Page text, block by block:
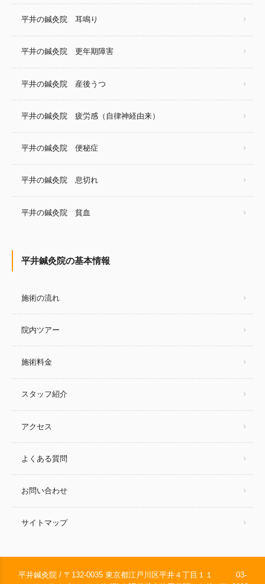
平井の鍼灸院 耳鳴り
平井の鍼灸院 更年期障害
平井の鍼灸院 産後うつ
平井の鍼灸院 疲労感（自律神経由来）
平井の鍼灸院 便秘症
平井の鍼灸院 息切れ
平井の鍼灸院 貧血
平井鍼灸院の基本情報
施術の流れ
院内ツアー
施術料金
スタッフ紹介
アクセス
よくある質問
お問い合わせ
サイトマップ
平井鍼灸院 / 〒132-0035 東京都江戸川区平井４丁目１１
03-